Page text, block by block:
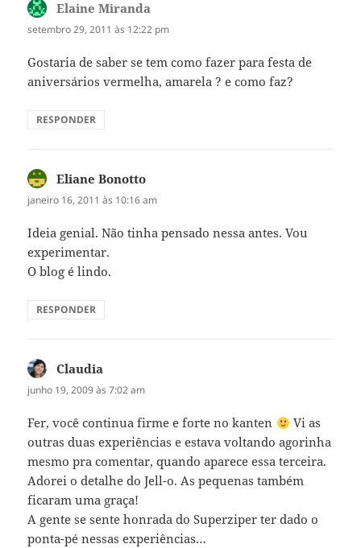
Elaine Miranda
setembro 29, 2011 às 12:22 pm
Gostaria de saber se tem como fazer para festa de
aniversários vermelha, amarela ? e como faz?
RESPONDER
Eliane Bonotto
janeiro 16, 2011 às 10:16 am
Ideia genial. Não tinha pensado nessa antes. Vou
experimentar.
O blog é lindo.
RESPONDER
Claudia
junho 19, 2009 às 7:02 am
Fer, você continua firme e forte no kanten
Vi as
outras duas experiências e estava voltando agorinha
mesmo pra comentar, quando aparece essa terceira.
Adorei o detalhe do Jell-o. As pequenas também
ficaram uma graça!
A gente se sente honrada do Superziper ter dado o
ponta-pé nessas experiências…